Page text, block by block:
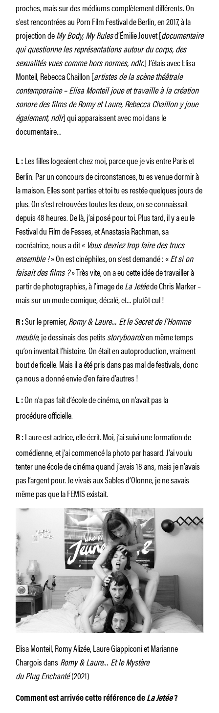
proches, mais sur des médiums complètement différents. On
s’est rencontrées au Porn Film Festival de Berlin, en 2017, à la
projection deMy Body, My Rulesd’Émilie Jouvet [documentaire
qui questionne les représentations autour du corps, des
sexualités vues comme hors normes, ndlr.] J’étais avec Elisa
Monteil, Rebecca Chaillon [artistes de la scène théâtrale
contemporaine – Elisa Monteil joue et travaille à la création
sonore des films de Romy et Laure, Rebecca Chaillon y joue
également, ndlr] qui apparaissent avec moi dans le
documentaire…
L : Les filles logeaient chez moi, parce que je vis entre Paris et
Berlin. Par un concours de circonstances, tu es venue dormir à
la maison. Elles sont parties et toi tu es restée quelques jours de
plus. On s’est retrouvées toutes les deux, on se connaissait
depuis 48 heures. De là, j’ai posé pour toi. Plus tard, il y a eu le
Festival du Film de Fesses, et Anastasia Rachman, sa
cocréatrice, nous a dit « Vous devriez trop faire des trucs
ensemble !» On est cinéphiles, on s’est demandé : «Et si on
faisait des films ?» Très vite, on a eu cette idée de travailler à
partir de photographies, à l’image deLa Jetéede Chris Marker –
mais sur un mode comique, décalé, et… plutôt cul !
R :Sur le premier,Romy & Laure… Et le Secret de l’Homme
meuble, je dessinais des petitsstoryboardsen même temps
qu’on inventait l’histoire.On était en autoproduction, vraiment
bout de ficelle. Mais il a été pris dans pas mal de festivals, donc
ça nous a donné envie d’en faire d’autres !
L :On n’a pas fait d’école de cinéma, on n’avait pas la
procédure officielle.
R : Laure est actrice, elle écrit. Moi, j’ai suivi une formation de
comédienne, et j’ai commencé la photo par hasard. J’ai voulu
tenter une école de cinéma quand j’avais 18 ans, mais je n’avais
pas l’argent pour. Je vivais aux Sables d’Olonne, je ne savais
même pas que la FEMIS existait.
Elisa Monteil, Romy Alizée, Laure Giappiconi et Marianne
Chargois dansRomy & Laure… Et le Mystère
du Plug Enchanté(2021)
Comment est arrivée cette référence de La Jetée?